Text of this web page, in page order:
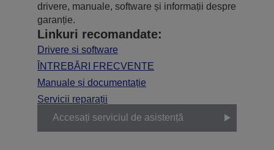
drivere, manuale, software și informații despre
garanție.
Linkuri recomandate:
Drivere și software
ÎNTREBĂRI FRECVENTE
Manuale și documentație
Servicii reparații
Accesați serviciul de asistență